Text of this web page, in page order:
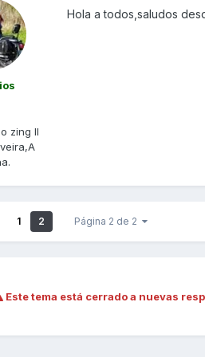
zing II
Hola a todos,saludos
1 2 Página 2 de 2
Este tema está cerrado a nuevas